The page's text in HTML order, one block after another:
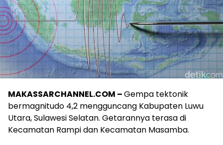
MAKASSARCHANNEL.COM –Gempa tektonik
bermagnitudo 4,2 mengguncang Kabupaten Luwu
Utara, Sulawesi Selatan. Getarannya terasa di
Kecamatan Rampi dan Kecamatan Masamba.